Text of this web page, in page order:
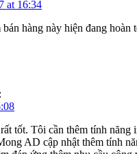
at 16:34
bán hàng này hiện đang hoàn
tốt. Tôi cần thêm tính năng
AD cập nhật thêm tính